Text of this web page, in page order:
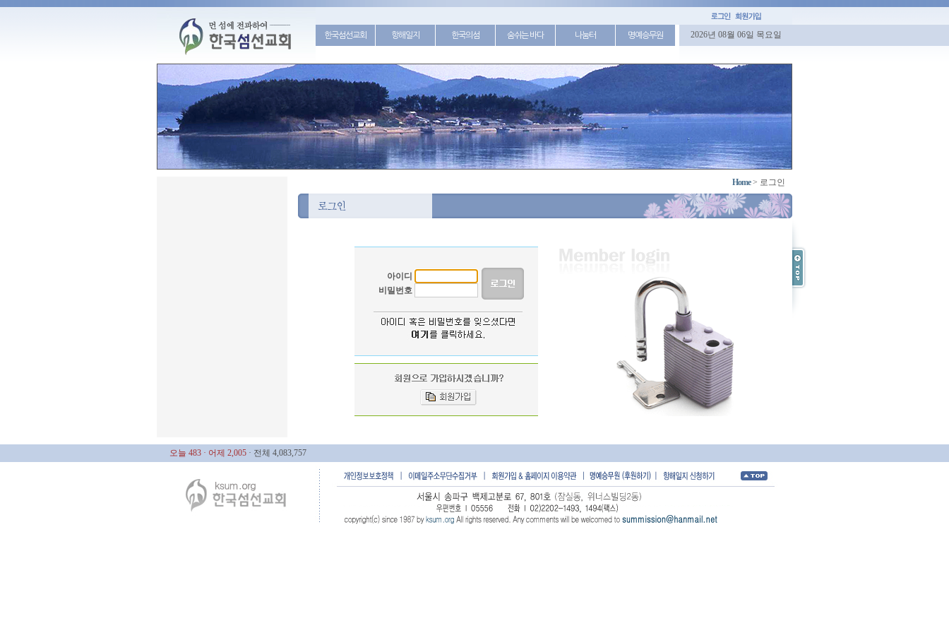
한국섬선교회 항해일지 한국의섬 숨쉬는 바다 나눔터 명예승무원 2026년 08월 06일 목요일
Home> 로그인
아이디
비밀번호
오늘 483 · 어제 2,005 · 전체 4,083,757